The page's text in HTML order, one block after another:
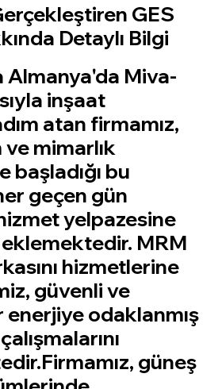
GES
Detaylı Bilgi
Almanya'da Miva-
inşaat
atan firmamız,
mimarlık
başladığı bu
geçen gün
yelpazesine
MRM
hizmetlerine
güvenli ve
odaklanmış
güneş